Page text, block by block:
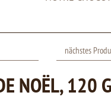
nächstes
NOËL, 120 G